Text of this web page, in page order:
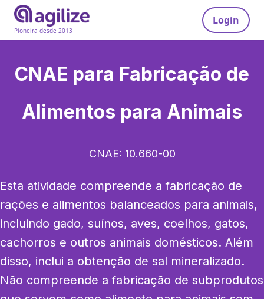
Pioneira desde 2013
Login
CNAE para Fabricação de
Alimentos para Animais
CNAE: 10.660-00
Esta atividade compreende a fabricação de
rações e alimentos balanceados para animais,
incluindo gado, suínos, aves, coelhos, gatos,
cachorros e outros animais domésticos. Além
disso, inclui a obtenção de sal mineralizado.
Não compreende a fabricação de subprodutos